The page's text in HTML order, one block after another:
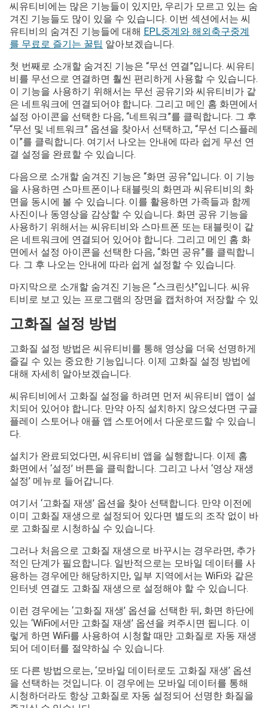
씨유티비에는 많은 기능들이 있지만, 우리가 모르고 있는 숨
겨진 기능들도 많이 있을 수 있습니다. 이번 섹션에서는 씨
유티비의 숨겨진 기능들에 대해 EPL중계와 해외축구중계
를 무료로 즐기는 꿀팁 알아보겠습니다.
첫 번째로 소개할 숨겨진 기능은 “무선 연결”입니다. 씨유티
비를 무선으로 연결하면 훨씬 편리하게 사용할 수 있습니다.
이 기능을 사용하기 위해서는 무선 공유기와 씨유티비가 같
은 네트워크에 연결되어야 합니다. 그리고 메인 홈 화면에서
설정 아이콘을 선택한 다음, “네트워크”를 클릭합니다. 그 후
“무선 및 네트워크” 옵션을 찾아서 선택하고, “무선 디스플레
이”를 클릭합니다. 여기서 나오는 안내에 따라 쉽게 무선 연
결 설정을 완료할 수 있습니다.
다음으로 소개할 숨겨진 기능은 “화면 공유”입니다. 이 기능
을 사용하면 스마트폰이나 태블릿의 화면과 씨유티비의 화
면을 동시에 볼 수 있습니다. 이를 활용하면 가족들과 함께
사진이나 동영상을 감상할 수 있습니다. 화면 공유 기능을
사용하기 위해서는 씨유티비와 스마트폰 또는 태블릿이 같
은 네트워크에 연결되어 있어야 합니다. 그리고 메인 홈 화
면에서 설정 아이콘을 선택한 다음, “화면 공유”를 클릭합니
다. 그 후 나오는 안내에 따라 쉽게 설정할 수 있습니다.
마지막으로 소개할 숨겨진 기능은 “스크린샷”입니다. 씨유
티비로 보고 있는 프로그램의 장면을 캡처하여 저장할 수 있
고화질 설정 방법
고화질 설정 방법은 씨유티비를 통해 영상을 더욱 선명하게
즐길 수 있는 중요한 기능입니다. 이제 고화질 설정 방법에
대해 자세히 알아보겠습니다.
씨유티비에서 고화질 설정을 하려면 먼저 씨유티비 앱이 설
치되어 있어야 합니다. 만약 아직 설치하지 않으셨다면 구글
플레이 스토어나 애플 앱 스토어에서 다운로드할 수 있습니
다.
설치가 완료되었다면, 씨유티비 앱을 실행합니다. 이제 홈
화면에서 ‘설정’ 버튼을 클릭합니다. 그리고 나서 ‘영상 재생
설정’ 메뉴로 들어갑니다.
여기서 ‘고화질 재생’ 옵션을 찾아 선택합니다. 만약 이전에
이미 고화질 재생으로 설정되어 있다면 별도의 조작 없이 바
로 고화질로 시청하실 수 있습니다.
그러나 처음으로 고화질 재생으로 바꾸시는 경우라면, 추가
적인 단계가 필요합니다. 일반적으로는 모바일 데이터를 사
용하는 경우에만 해당하지만, 일부 지역에서는 WiFi와 같은
인터넷 연결도 고화질 재생으로 설정해야 할 수 있습니다.
이런 경우에는 ‘고화질 재생’ 옵션을 선택한 뒤, 화면 하단에
있는 ‘WiFi에서만 고화질 재생’ 옵션을 켜주시면 됩니다. 이
렇게 하면 WiFi를 사용하여 시청할 때만 고화질로 자동 재생
되어 데이터를 절약하실 수 있습니다.
또 다른 방법으로는, ‘모바일 데이터로도 고화질 재생’ 옵션
을 선택하는 것입니다. 이 경우에는 모바일 데이터를 통해
시청하더라도 항상 고화질로 자동 설정되어 선명한 화질을